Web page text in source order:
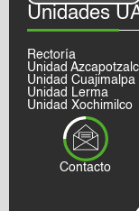
Unidades
Rectoría
Unidad
Unidad Cuajimalpa
Unidad Lerma
Unidad Xochimilco
Contacto